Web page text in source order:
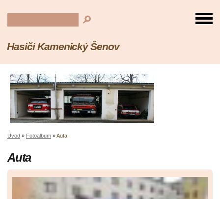
Hasiči Kamenický Šenov
Úvod » Fotoalbum »Auta
Auta